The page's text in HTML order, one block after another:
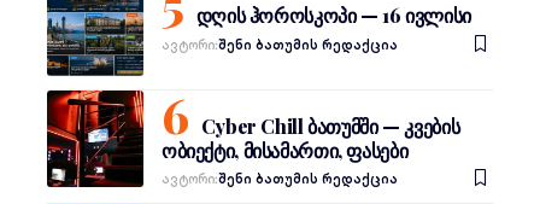
დღის ჰოროსკოპი — 16 ივლისი
Ავტორი:შენი ბათუმის რედაქცია
Cyber Chill ბათუმში — კვების
ობიექტი, მისამართი, ფასები
Ავტორი:შენი ბათუმის რედაქცია